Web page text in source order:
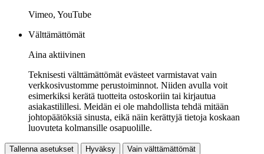
Vimeo, YouTube
Välttämättömät
Aina aktiivinen
Teknisesti välttämättömät evästeet varmistavat vain
verkkosivustomme perustoiminnot. Niiden avulla voit
esimerkiksi kerätä tuotteita ostoskoriin tai kirjautua
asiakastilillesi. Meidän ei ole mahdollista tehdä mitään
johtopäätöksiä sinusta, eikä näin kerättyjä tietoja koskaan
luovuteta kolmansille osapuolille.
Tallenna asetukset Hyväksy Vain välttämättömät